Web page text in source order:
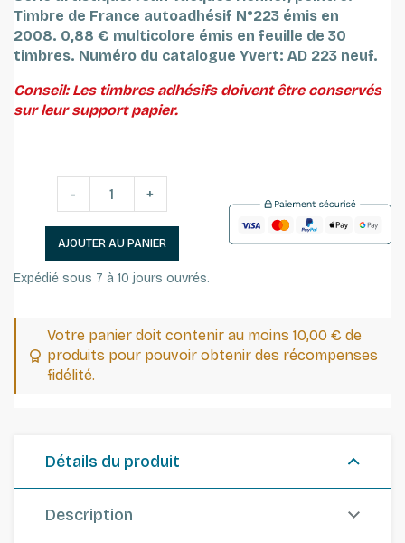
Timbre de France autoadhésif N°223 émis en
2008. 0,88 € multicolore émis en feuille de 30
timbres. Numéro du catalogue Yvert: AD 223 neuf.
Conseil: Les timbres adhésifs doivent être conservés
sur leur support papier.
- +
AJOUTER AU PANIER
Expédié sous 7 à 10 jours ouvrés.
Votre panier doit contenir au moins 10,00 € de
produits pour pouvoir obtenir des récompenses
fidélité.
Détails du produit
Description